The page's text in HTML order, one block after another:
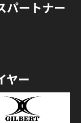
パートナー
ヤー